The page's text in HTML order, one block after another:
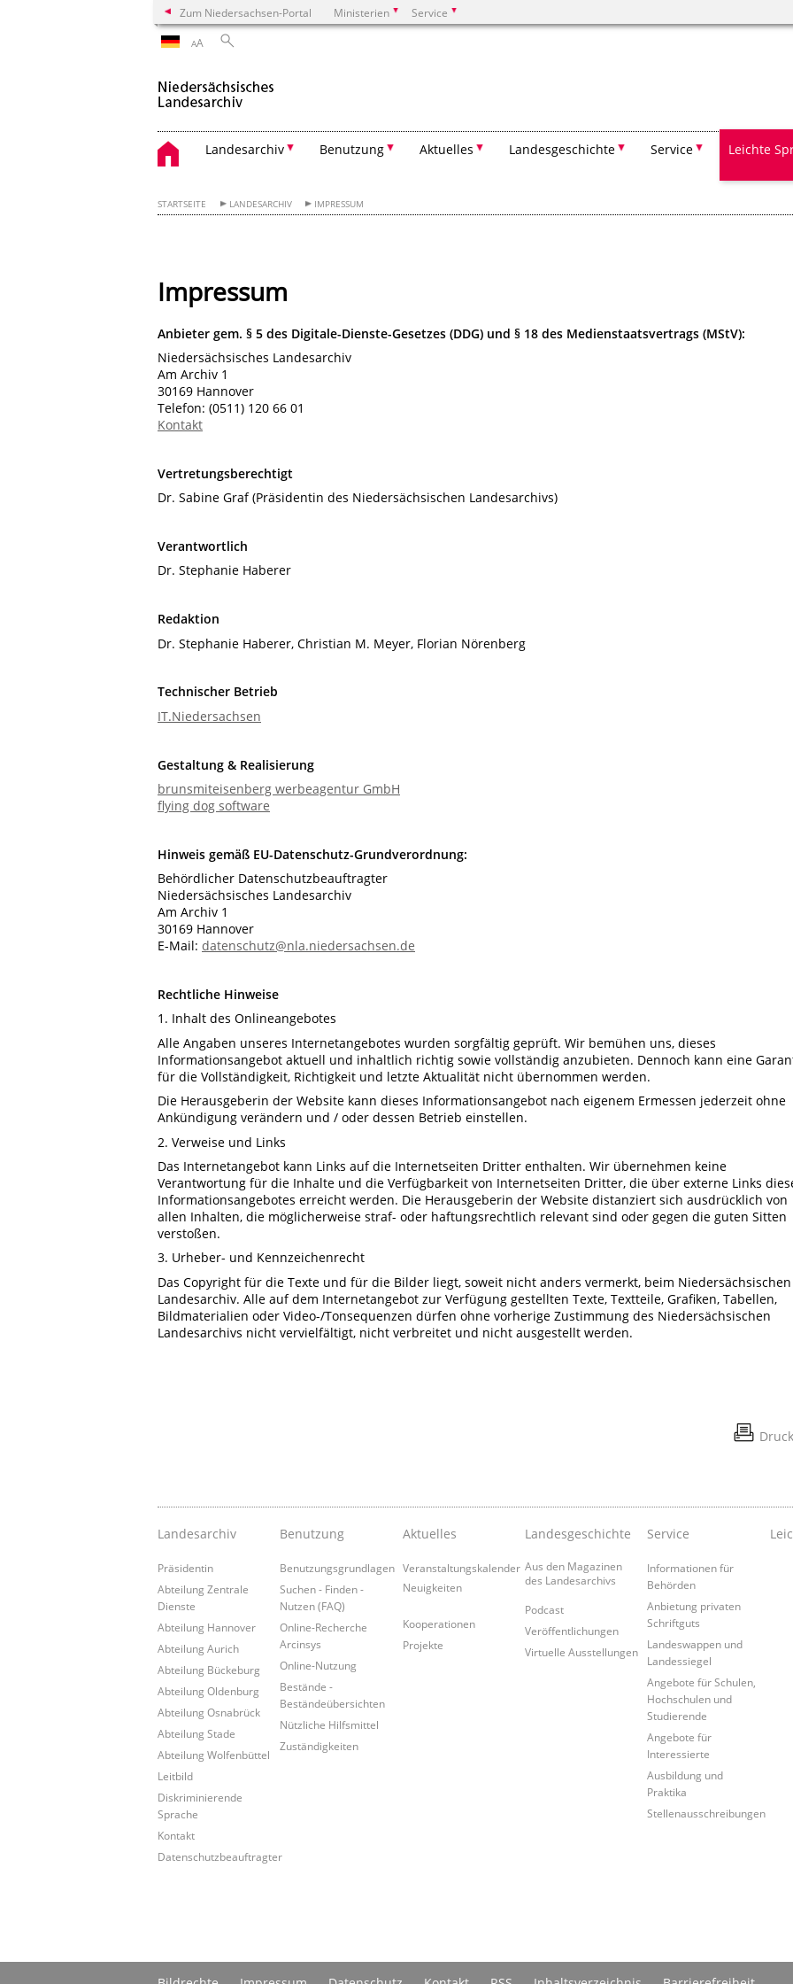
Zum Niedersachsen-Portal Ministerien Service
AA
Landesarchiv Benutzung Aktuelles Landesgeschichte Service Leichte
STARTSEITE LANDESARCHIV IMPRESSUM
Impressum
Anbieter gem. § 5 des Digitale-Dienste-Gesetzes (DDG) und § 18 des Medienstaatsvertrags (MStV):
Niedersächsisches Landesarchiv
Am Archiv 1
30169 Hannover
Telefon: (0511) 120 66 01
Kontakt
Vertretungsberechtigt
Dr. Sabine Graf (Präsidentin des Niedersächsischen Landesarchivs)
Verantwortlich
Dr. Stephanie Haberer
Redaktion
Dr. Stephanie Haberer, Christian M. Meyer, Florian Nörenberg
Technischer Betrieb
IT.Niedersachsen
Gestaltung & Realisierung
brunsmiteisenberg werbeagentur GmbH
flying dog software
Hinweis gemäß EU-Datenschutz-Grundverordnung:
Behördlicher Datenschutzbeauftragter
Niedersächsisches Landesarchiv
Am Archiv 1
30169 Hannover
E-Mail: datenschutz@nla.niedersachsen.de
Rechtliche Hinweise
1. Inhalt des Onlineangebotes
Alle Angaben unseres Internetangebotes wurden sorgfältig geprüft. Wir bemühen uns, dieses
Informationsangebot aktuell und inhaltlich richtig sowie vollständig anzubieten. Dennoch kann eine
für die Vollständigkeit, Richtigkeit und letzte Aktualität nicht übernommen werden.
Die Herausgeberin der Website kann dieses Informationsangebot nach eigenem Ermessen jederzeit ohne
Ankündigung verändern und / oder dessen Betrieb einstellen.
2. Verweise und Links
Das Internetangebot kann Links auf die Internetseiten Dritter enthalten. Wir übernehmen keine
Verantwortung für die Inhalte und die Verfügbarkeit von Internetseiten Dritter, die über externe Links
Informationsangebotes erreicht werden. Die Herausgeberin der Website distanziert sich ausdrücklich von
allen Inhalten, die möglicherweise straf- oder haftungsrechtlich relevant sind oder gegen die guten Sitten
verstoßen.
3. Urheber- und Kennzeichenrecht
Das Copyright für die Texte und für die Bilder liegt, soweit nicht anders vermerkt, beim Niedersächsischen
Landesarchiv. Alle auf dem Internetangebot zur Verfügung gestellten Texte, Textteile, Grafiken, Tabellen,
Bildmaterialien oder Video-/Tonsequenzen dürfen ohne vorherige Zustimmung des Niedersächsischen
Landesarchivs nicht vervielfältigt, nicht verbreitet und nicht ausgestellt werden.
Landesarchiv
Präsidentin
Abteilung Zentrale
Dienste
Abteilung Hannover
Abteilung Aurich
Abteilung Bückeburg
Abteilung Oldenburg
Abteilung Osnabrück
Abteilung Stade
Abteilung Wolfenbüttel
Leitbild
Diskriminierende
Sprache
Kontakt
Datenschutzbeauftragter
Benutzung
Benutzungsgrundlagen
Suchen - Finden -
Nutzen (FAQ)
Online-Recherche
Arcinsys
Online-Nutzung
Bestände -
Beständeübersichten
Nützliche Hilfsmittel
Zuständigkeiten
Aktuelles
Veranstaltungskalender
Neuigkeiten
Kooperationen
Projekte
Landesgeschichte
Aus den Magazinen
des Landesarchivs
Podcast
Veröffentlichungen
Virtuelle Ausstellungen
Service
Informationen für
Behörden
Anbietung privaten
Schriftguts
Landeswappen und
Landessiegel
Angebote für Schulen,
Hochschulen und
Studierende
Angebote für
Interessierte
Ausbildung und
Praktika
Stellenausschreibungen